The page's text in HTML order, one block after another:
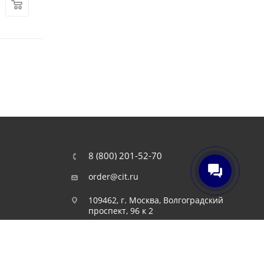
8 (800) 201-52-70
order@cit.ru
109462, г. Москва, Волгоградский
проспект, 96 к 2